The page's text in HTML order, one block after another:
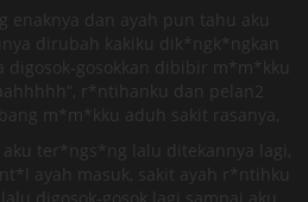
dan ayah pun tahu aku
dirubah kakiku dik*ngk*ngkan
gosokkan dibibir m*m*kku
r*ntihanku dan pelan2
m*m*kku aduh sakit rasanya,
ter*ngs*ng lalu ditekannya lagi,
ayah masuk, sakit ayah r*ntihku